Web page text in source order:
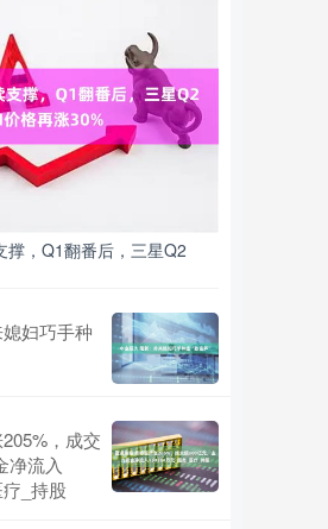
撑，Q1翻番后，三星Q2
妇巧手种
，成交
净流入
_持股